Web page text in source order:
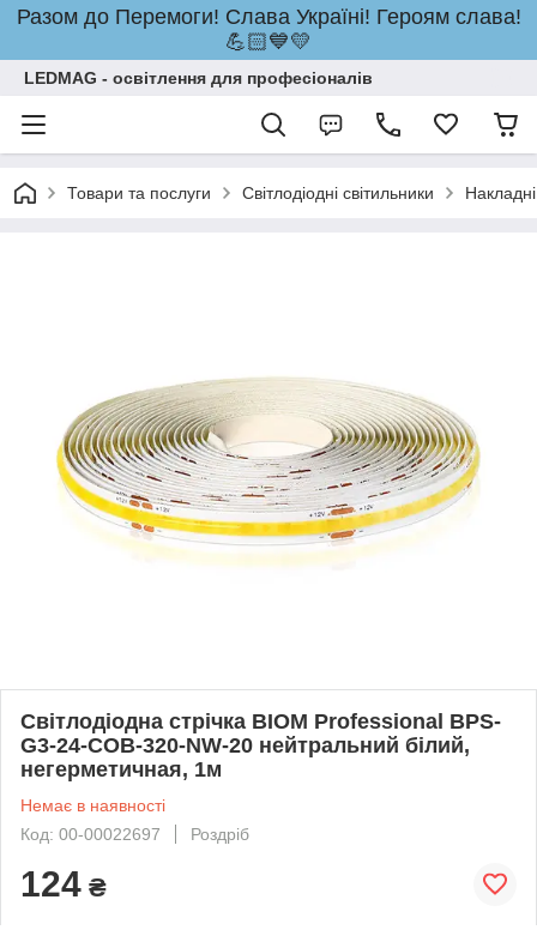
Разом до Перемоги! Слава Україні! Героям слава!
💪🏻💙💛
LEDMAG - освітлення для професіоналів
Товари та послуги Світлодіодні світильники
Світлодіодна стрічка BIOM Professional BPS-
G3-24-COB-320-NW-20 нейтральний білий,
негерметичная, 1м
Немає в наявності
Код: 00-00022697
Роздріб
124 ₴